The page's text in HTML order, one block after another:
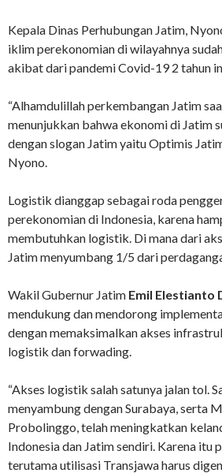
Kepala Dinas Perhubungan Jatim,
iklim perekonomian di wilayahnya
akibat dari pandemi Covid-19 2 tahun
“Alhamdulillah perkembangan Jatim
menunjukkan bahwa ekonomi di Jatim
dengan slogan Jatim yaitu Optimis
Nyono.
Logistik dianggap sebagai roda
perekonomian di Indonesia, karena
membutuhkan logistik. Di mana dari
Jatim menyumbang 1/5 dari
Wakil Gubernur Jatim Emil Elestianto
mendukung dan mendorong
dengan memaksimalkan akses
logistik dan forwading.
“Akses logistik salah satunya jalan tol.
menyambung dengan Surabaya, serta
Probolinggo, telah meningkatkan
Indonesia dan Jatim sendiri. Karena itu
terutama utilisasi Transjawa harus